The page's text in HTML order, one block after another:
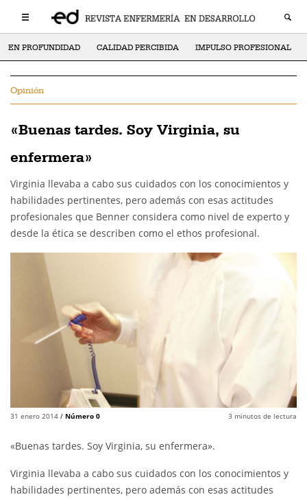
EN PROFUNDIDAD CALIDAD PERCIBIDA IMPULSO PROFESIONAL
Opinión
«Buenas tardes. Soy Virginia, su
enfermera»
Virginia llevaba a cabo sus cuidados con los conocimientos y
habilidades pertinentes, pero además con esas actitudes
profesionales que Benner considera como nivel de experto y
desde la ética se describen como el ethos profesional.
31 enero 2014 / Número 0 3 minutos de lectura
«Buenas tardes. Soy Virginia, su enfermera».
Virginia llevaba a cabo sus cuidados con los conocimientos y
habilidades pertinentes, pero además con esas actitudes